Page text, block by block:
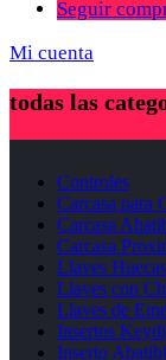
Seguir
Mi cuenta
todas las
Controles
Carcasa para
Carcasa
Carcasa
Llaves Huecas
Llaves con
Llaves de
Insertos
Inserto